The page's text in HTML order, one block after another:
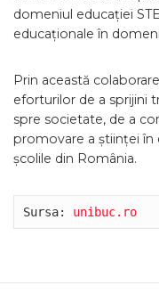
domeniul educației
educaționale în
Prin această
eforturilor de a sprijini
spre societate, de a
promovare a științei în
școlile din România.
Sursa: unibuc.ro